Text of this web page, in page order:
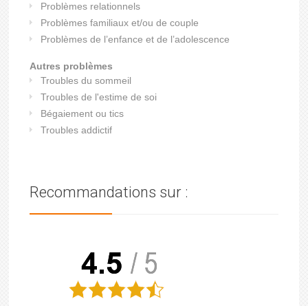
Problèmes relationnels
Problèmes familiaux et/ou de couple
Problèmes de l’enfance et de l’adolescence
Autres problèmes
Troubles du sommeil
Troubles de l'estime de soi
Bégaiement ou tics
Troubles addictif
Recommandations sur :